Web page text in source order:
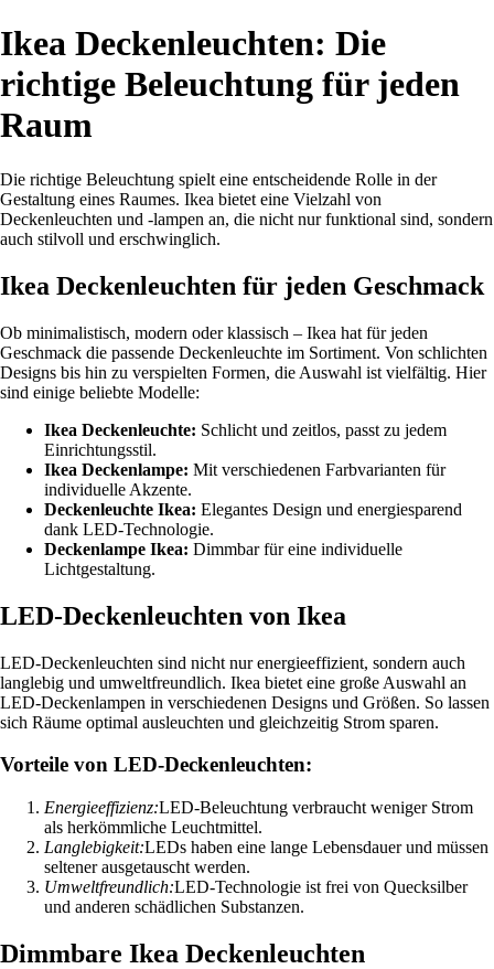
Ikea Deckenleuchten: Die
richtige Beleuchtung für jeden
Raum
Die richtige Beleuchtung spielt eine entscheidende Rolle in der
Gestaltung eines Raumes. Ikea bietet eine Vielzahl von
Deckenleuchten und -lampen an, die nicht nur funktional sind, sondern
auch stilvoll und erschwinglich.
Ikea Deckenleuchten für jeden Geschmack
Ob minimalistisch, modern oder klassisch – Ikea hat für jeden
Geschmack die passende Deckenleuchte im Sortiment. Von schlichten
Designs bis hin zu verspielten Formen, die Auswahl ist vielfältig. Hier
sind einige beliebte Modelle:
Ikea Deckenleuchte: Schlicht und zeitlos, passt zu jedem
Einrichtungsstil.
Ikea Deckenlampe: Mit verschiedenen Farbvarianten für
individuelle Akzente.
Deckenleuchte Ikea: Elegantes Design und energiesparend
dank LED-Technologie.
Deckenlampe Ikea: Dimmbar für eine individuelle
Lichtgestaltung.
LED-Deckenleuchten von Ikea
LED-Deckenleuchten sind nicht nur energieeffizient, sondern auch
langlebig und umweltfreundlich. Ikea bietet eine große Auswahl an
LED-Deckenlampen in verschiedenen Designs und Größen. So lassen
sich Räume optimal ausleuchten und gleichzeitig Strom sparen.
Vorteile von LED-Deckenleuchten:
Energieeffizienz:LED-Beleuchtung verbraucht weniger Strom
als herkömmliche Leuchtmittel.
Langlebigkeit:LEDs haben eine lange Lebensdauer und müssen
seltener ausgetauscht werden.
Umweltfreundlich:LED-Technologie ist frei von Quecksilber
und anderen schädlichen Substanzen.
Dimmbare Ikea Deckenleuchten